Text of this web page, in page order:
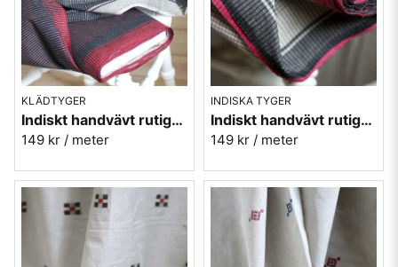
KLÄDTYGER
Indiskt handvävt rutigt tyg - röd-svart-grå nr.17
149 kr / meter
INDISKA TYGER
Indiskt handvävt rutigt tyg - rosa-svart-vit nr.16
149 kr / meter